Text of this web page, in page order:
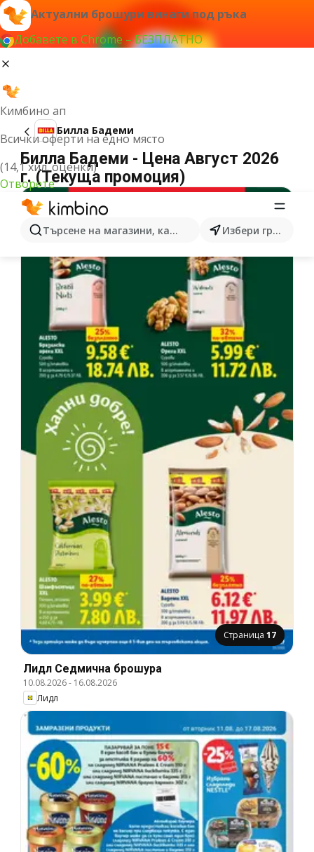
Актуални брошури винаги под ръка
Добавете в Chrome – БЕЗПЛАТНО
Кимбино ап
Всички оферти на едно място
(14,1 хил. оценки)
Отворете
Търсене на магазини, категории, продукти...Избери град
Билла Бадеми
Билла Бадеми - Цена Август 2026
г. (Текуща промоция)
Страница 17
Лидл Cедмична брошура
10.08.2026- 16.08.2026
Лидл